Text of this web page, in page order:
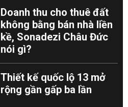
Doanh thu cho thuê đất
không bằng bán nhà liền
kề, Sonadezi Châu Đức
nói gì?
Thiết kế quốc lộ 13 mở
rộng gần gấp ba lần